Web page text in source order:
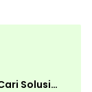
Solusi